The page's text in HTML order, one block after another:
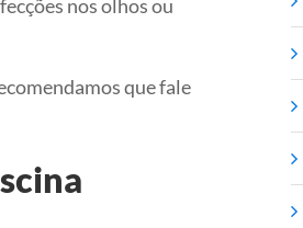
nos olhos ou
que fale